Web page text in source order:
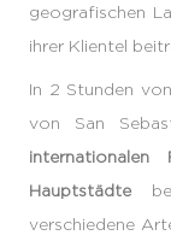
geografischen
ihrer Klientel
In 2 Stunden
von San
internationalen
Hauptstädte
verschiedene